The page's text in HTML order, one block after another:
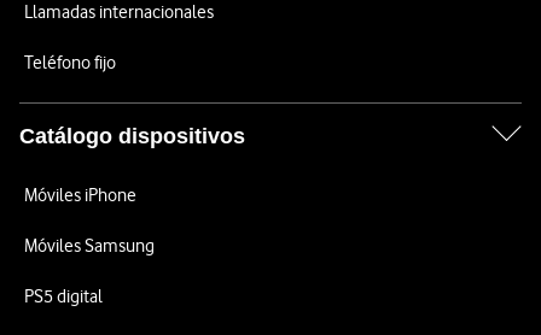
Llamadas internacionales
Teléfono fijo
Catálogo dispositivos
Móviles iPhone
Móviles Samsung
PS5 digital